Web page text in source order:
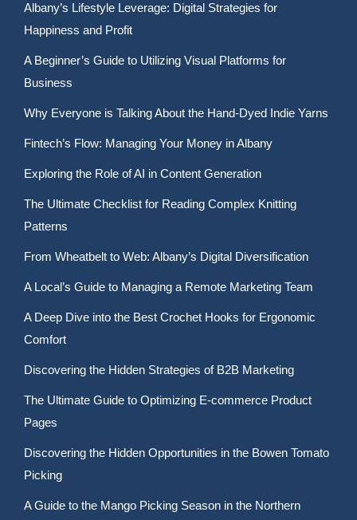
Albany’s Lifestyle Leverage: Digital Strategies for
Happiness and Profit
A Beginner’s Guide to Utilizing Visual Platforms for
Business
Why Everyone is Talking About the Hand-Dyed Indie Yarns
Fintech’s Flow: Managing Your Money in Albany
Exploring the Role of AI in Content Generation
The Ultimate Checklist for Reading Complex Knitting
Patterns
From Wheatbelt to Web: Albany’s Digital Diversification
A Local’s Guide to Managing a Remote Marketing Team
A Deep Dive into the Best Crochet Hooks for Ergonomic
Comfort
Discovering the Hidden Strategies of B2B Marketing
The Ultimate Guide to Optimizing E-commerce Product
Pages
Discovering the Hidden Opportunities in the Bowen Tomato
Picking
A Guide to the Mango Picking Season in the Northern